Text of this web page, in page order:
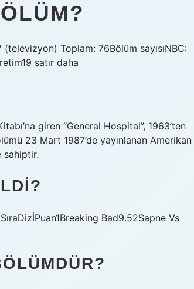
Toplam: 76Bölüm sayısıNBC:
satır daha
giren “General Hospital”, 1963’ten
23 Mart 1987’de yayınlanan Amerikan
sahiptir.
Bad9.52Sapne Vs